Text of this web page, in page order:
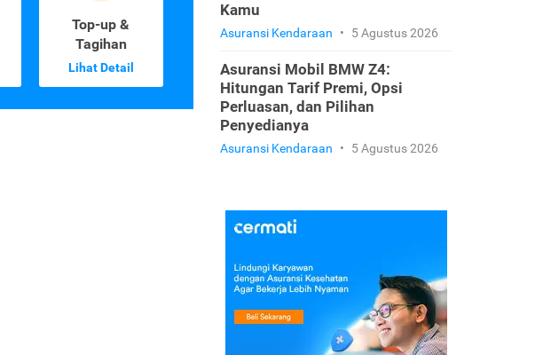
Top-up &
Tagihan
Lihat Detail
Kamu
Asuransi Kendaraan • 5 Agustus 2026
Asuransi Mobil BMW Z4:
Hitungan Tarif Premi, Opsi
Perluasan, dan Pilihan
Penyedianya
Asuransi Kendaraan • 5 Agustus 2026